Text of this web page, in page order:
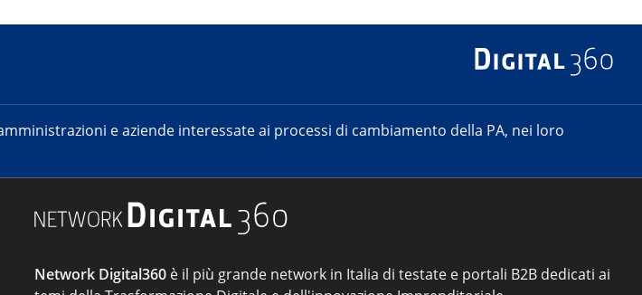
e aziende interessate ai processi di cambiamento della PA, nei loro
Network Digital360 è il più grande network in Italia di testate e portali B2B dedicati ai